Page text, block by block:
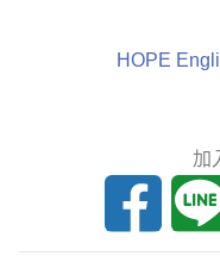
HOPE
加